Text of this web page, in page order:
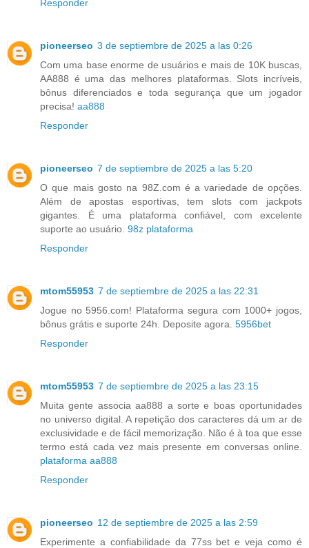
Responder
pioneerseo 3 de septiembre de 2025 a las 0:26
Com uma base enorme de usuários e mais de 10K buscas,
AA888 é uma das melhores plataformas. Slots incríveis,
bônus diferenciados e toda segurança que um jogador
precisa! aa888
Responder
pioneerseo 7 de septiembre de 2025 a las 5:20
O que mais gosto na 98Z.com é a variedade de opções.
Além de apostas esportivas, tem slots com jackpots
gigantes. É uma plataforma confiável, com excelente
suporte ao usuário. 98z plataforma
Responder
mtom55953 7 de septiembre de 2025 a las 22:31
Jogue no 5956.com! Plataforma segura com 1000+ jogos,
bônus grátis e suporte 24h. Deposite agora. 5956bet
Responder
mtom55953 7 de septiembre de 2025 a las 23:15
Muita gente associa aa888 a sorte e boas oportunidades
no universo digital. A repetição dos caracteres dá um ar de
exclusividade e de fácil memorização. Não é à toa que esse
termo está cada vez mais presente em conversas online.
plataforma aa888
Responder
pioneerseo 12 de septiembre de 2025 a las 2:59
Experimente a confiabilidade da 77ss bet e veja como é